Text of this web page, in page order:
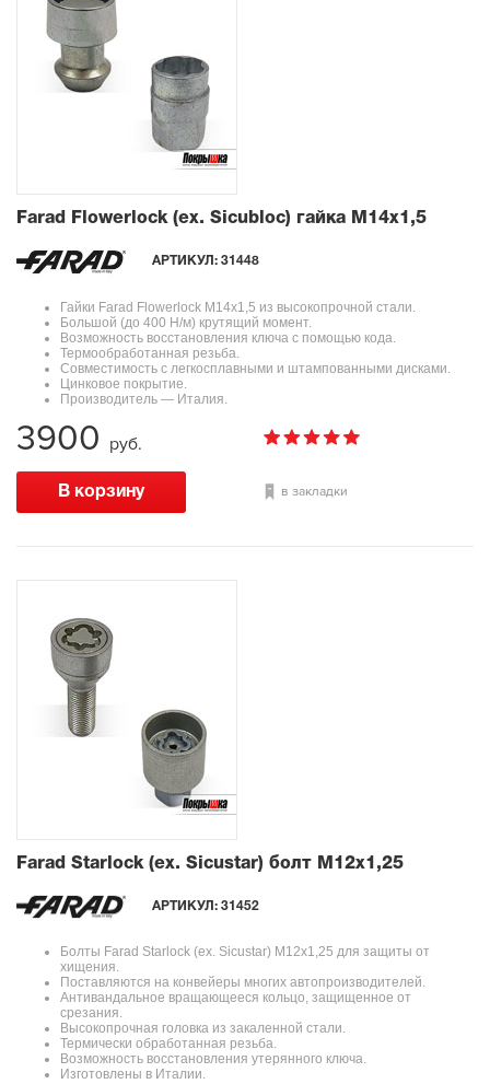
Farad Flowerlock (ex. Sicubloc) гайка М14х1,5
АРТИКУЛ: 31448
Гайки Farad Flowerlock М14х1,5 из высокопрочной стали.
Большой (до 400 Н/м) крутящий момент.
Возможность восстановления ключа с помощью кода.
Термообработанная резьба.
Совместимость с легкосплавными и штампованными дисками.
Цинковое покрытие.
Производитель — Италия.
в закладки
3900 руб.
Farad Starlock (ex. Sicustar) болт М12x1,25
АРТИКУЛ: 31452
Болты Farad Starlock (ex. Sicustar) М12x1,25 для защиты от
хищения.
Поставляются на конвейеры многих автопроизводителей.
Антивандальное вращающееся кольцо, защищенное от
срезания.
Высокопрочная головка из закаленной стали.
Термически обработанная резьба.
Возможность восстановления утерянного ключа.
Изготовлены в Италии.